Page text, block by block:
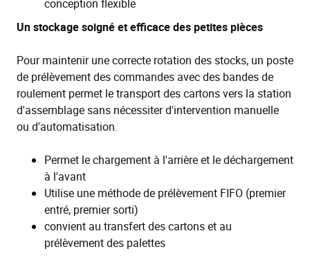
conception flexible
Un stockage soigné et efficace des petites pièces
Pour maintenir une correcte rotation des stocks, un poste
de prélèvement des commandes avec des bandes de
roulement permet le transport des cartons vers la station
d'assemblage sans nécessiter d'intervention manuelle
ou d'automatisation.
Permet le chargement à l'arrière et le déchargement
à l'avant
Utilise une méthode de prélèvement FIFO (premier
entré, premier sorti)
convient au transfert des cartons et au
prélèvement des palettes